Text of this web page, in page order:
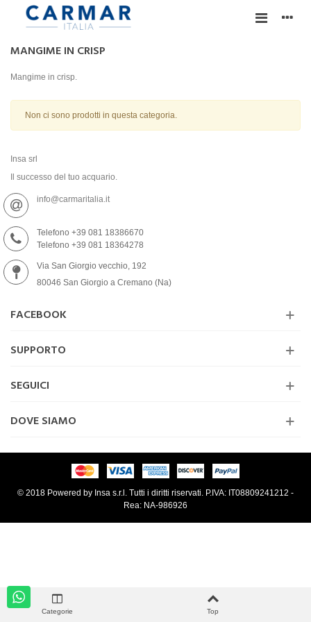
MANGIME IN CRISP
Mangime in crisp.
Non ci sono prodotti in questa categoria.
Insa srl
Il successo del tuo acquario.
info@carmaritalia.it
Telefono +39 081 18386670
Telefono +39 081 18364278
Via San Giorgio vecchio, 192
80046 San Giorgio a Cremano (Na)
FACEBOOK
SUPPORTO
SEGUICI
DOVE SIAMO
© 2018 Powered by Insa s.r.l. Tutti i diritti riservati. P.IVA: IT08809241212 -
Rea: NA-986926
Categorie Top